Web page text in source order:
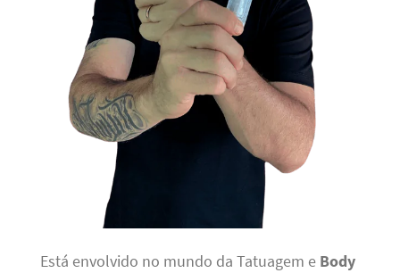
Está envolvido no mundo da Tatuagem e Body